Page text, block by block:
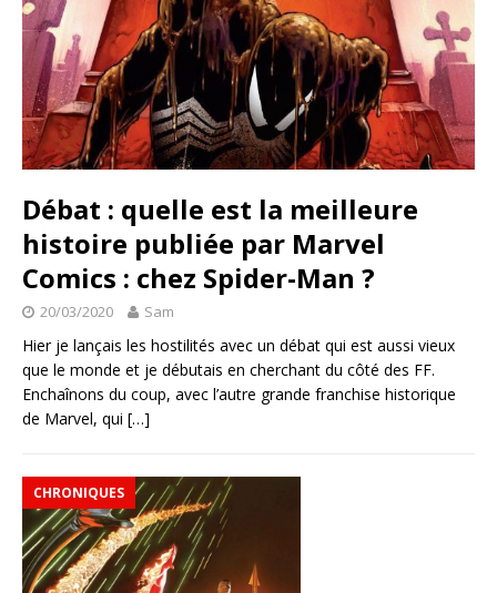
Débat : quelle est la meilleure
histoire publiée par Marvel
Comics : chez Spider-Man ?
20/03/2020 Sam
Hier je lançais les hostilités avec un débat qui est aussi vieux
que le monde et je débutais en cherchant du côté des FF.
Enchaînons du coup, avec l’autre grande franchise historique
de Marvel, qui […]
CHRONIQUES